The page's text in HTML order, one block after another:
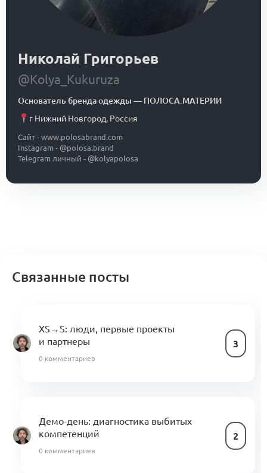
Николай Григорьев
@Kolya_Kukuruza
Основатель бренда одежды — ПОЛОСА.МАТЕРИИ
г Нижний Новгород, Россия
Сайт - www.polosabrand.com
Instagram - @polosa.brand
Telegram личный - @kolyapolosa
Связанные посты
XS→S: люди, первые проекты
и партнеры
3
0 комментариев
Демо-день: диагностика выбитых
компетенций
2
0 комментариев